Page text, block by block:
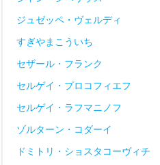
ジュゼッペ・ヴェルディ
すぎやまこういち
セザール・フランク
セルゲイ・プロコフィエフ
セルゲイ・ラフマニノフ
ゾルターン・コダーイ
ドミトリ・ショスタコーヴィチ